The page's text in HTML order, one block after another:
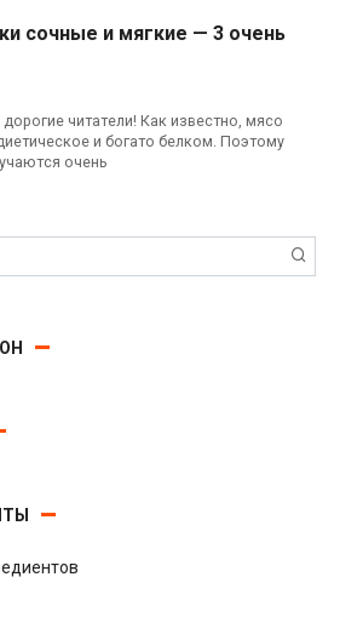
сочные и мягкие — 3 очень
читатели! Как известно, мясо
и богато белком. Поэтому
очень